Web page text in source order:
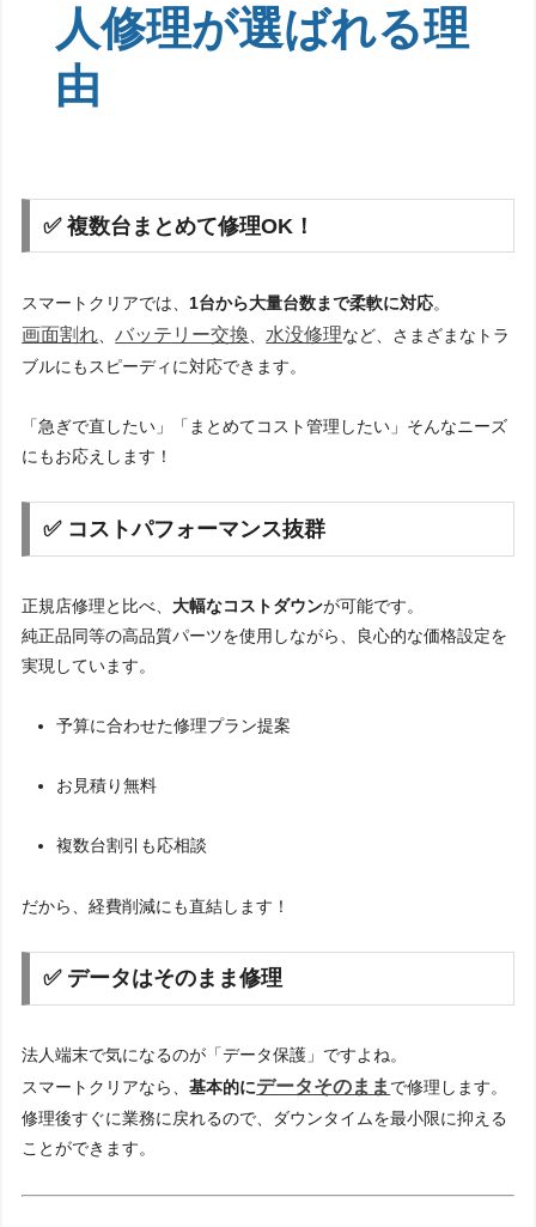
人修理が選ばれる理
由
✅ 複数台まとめて修理OK！
スマートクリアでは、 1台から大量台数まで柔軟に対応。
画面割れ 、バッテリー交換 水没修理など、さまざまなトラ
ブルにもスピーディに対応できます。
「急ぎで直したい」「まとめてコスト管理したい」そんなニーズ
にもお応えします！
✅ コストパフォーマンス抜群
正規店修理と比べ、 大幅なコストダウンが可能です。
純正品同等の高品質パーツを使用しながら、良心的な価格設定を
実現しています。
予算に合わせた修理プラン提案
お見積り無料
複数台割引も応相談
だから、経費削減にも直結します！
✅ データはそのまま修理
法人端末で気になるのが「データ保護」ですよね。
スマートクリアなら、基本的にデータそのままで修理します。
修理後すぐに業務に戻れるので、ダウンタイムを最小限に抑える
ことができます。